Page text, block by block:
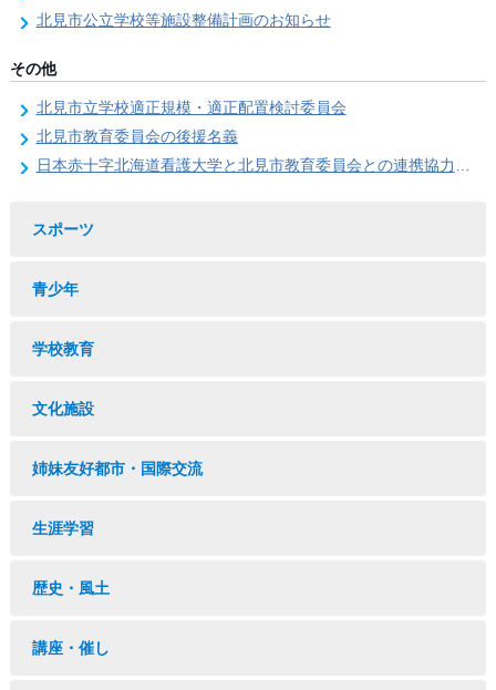
北見市公立学校等施設整備計画のお知らせ
その他
北見市立学校適正規模・適正配置検討委員会
北見市教育委員会の後援名義
日本赤十字北海道看護大学と北見市教育委員会との連携協力に関する協定の締結
スポーツ
青少年
学校教育
文化施設
姉妹友好都市・国際交流
生涯学習
歴史・風土
講座・催し